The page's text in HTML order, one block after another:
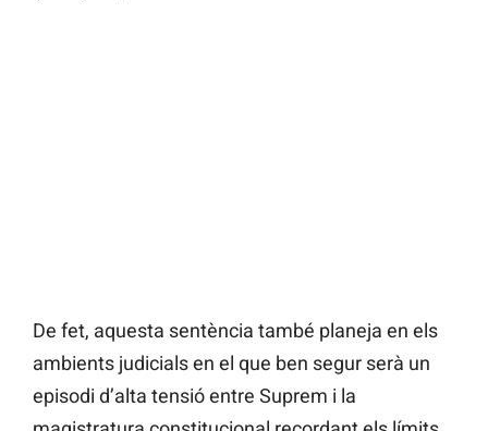
De fet, aquesta sentència també planeja en els
ambients judicials en el que ben segur serà un
episodi d’alta tensió entre Suprem i la